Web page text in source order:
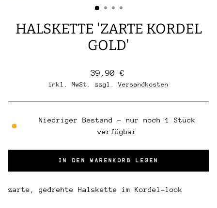
HALSKETTE 'ZARTE KORDEL
GOLD'
Normaler
Preis
39,90 €
inkl. MwSt. zzgl.Versandkosten
Niedriger Bestand - nur noch 1 Stück
verfügbar
IN DEN WARENKORB LEGEN
zarte, gedrehte Halskette im Kordel-look